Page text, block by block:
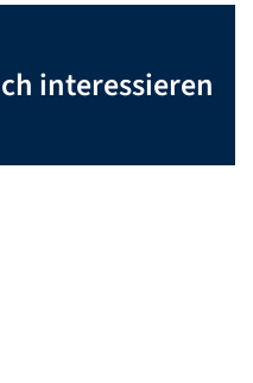
interessieren